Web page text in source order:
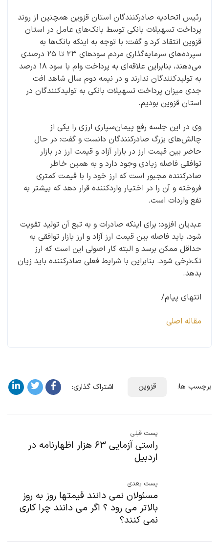
رئیس اتحادیه صادرکنندگان استان قزوین همچنین از روند
پرداخت تسهیلات بانکی توسط بانک‌های عامل در استان
قزوین انتقاد کرد و گفت: با توجه به اینکه بانک‌ها به
سپرده‌های سرمایه‌گذاری مردم سودهای ۲۳ تا ۲۵ درصدی
می‌دهند، بنابراین علاقه‌ای به پرداخت وام با سود ۱۸ درصد
به تولیدکنندگان ندارند و در نیمه دوم سال شاهد افت
جدی میزان پرداخت تسهیلات بانکی به تولیدکنندگان در
استان قزوین بودیم.
وی در این جلسه رفع پیمان‌سپاری ارزی را یکی از
چالش‌های بزرگ صادرکنندگان دانست و گفت: در حال
حاضر بین قیمت ارز در بازار آزاد و قیمت ارز در بازار
توافقی فاصله زیادی وجود دارد و به همین خاطر
صادرکننده مجبور است که ارز خود را با قیمت کمتری
فروخته و آن را در اختیار واردکننده قرار دهد که بیشتر به
نفع واردات است.
عبدیان افزود: برای اینکه صادرات و به تبع آن تولید تقویت
شود، باید فاصله بین قیمت ارز آزاد و ارز بازار توافقی به
حداقل ممکن برسد و البته کار اصولی این است که ارز
تک‌نرخی شود. بنابراین با شرایط فعلی صادرکننده باید زیان
بدهد.
انتهای پیام/
مقاله اصلی
برچسب ها: قزوین اشتراک گذاری:
پست قبلی
راستی آزمایی ۶۳ هزار اظهارنامه در
اردبیل
پست بعدی
مسئولان نمی دانند قیمتها روز به روز
بالاتر می رود ؟ اگر می دانند چرا کاری
نمی کنند؟